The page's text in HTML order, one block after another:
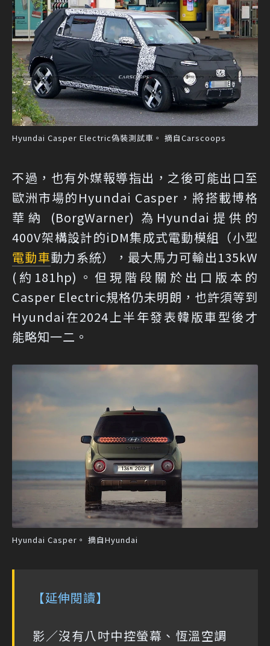
Hyundai Casper Electric偽裝測試車。 摘自Carscoops
不過，也有外媒報導指出，之後可能出口至
歐洲市場的Hyundai Casper，將搭載博格
華納 (BorgWarner) 為Hyundai提供的
400V架構設計的iDM集成式電動模組（小型
電動車動力系統），最大馬力可輸出135kW
(約181hp)。但現階段關於出口版本的
Casper Electric規格仍未明朗，也許須等到
Hyundai在2024上半年發表韓版車型後才
能略知一二。
Hyundai Casper。 摘自Hyundai
【延伸閱讀】
影／沒有八吋中控螢幕、恆溫空調